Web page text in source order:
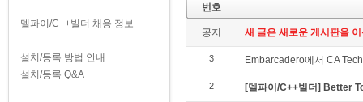
델파이/C++빌더 채용 정보
설치/등록 방법 안내
설치/등록 Q&A
번호
공지 새 글은 새로운 게시판을
3 Embarcadero에서 CA
2 [델파이/C++빌더] Better